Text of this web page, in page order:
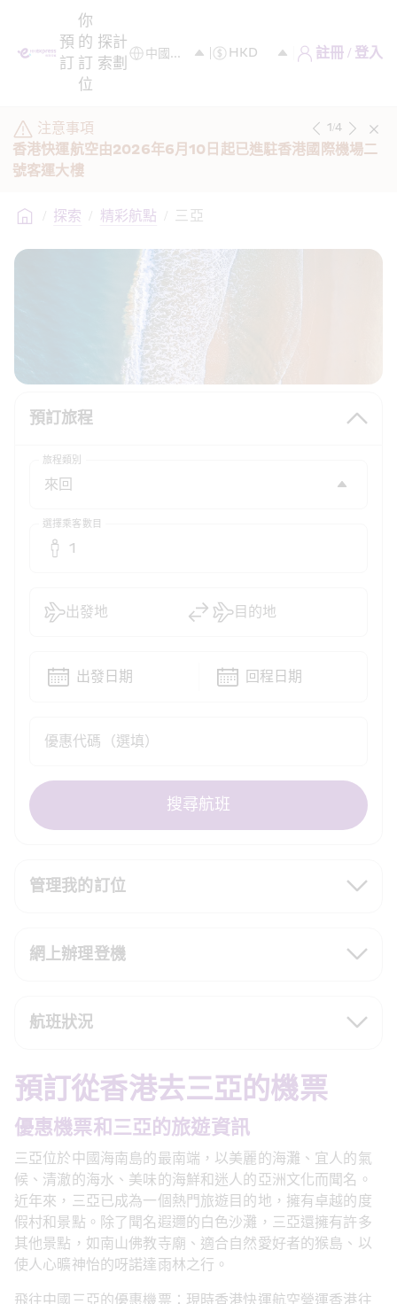
預
訂
你
的
訂
位
探
索
計
劃
註冊 / 登入
注意事項
香港快運航空由2026年6月10日起已進駐香港國際機場二
號客運大樓
1/4
/ 探索 / 精彩航點 / 三亞
預訂旅程
管理我的訂位
網上辦理登機
航班狀況
旅程類別
選擇乘客數目
1
優惠代碼（選填）
出發地 目的地
出發日期 回程日期
搜尋航班
預訂從香港去三亞的機票
優惠機票和三亞的旅遊資訊
三亞位於中國海南島的最南端，以美麗的海灘、宜人的氣
候、清澈的海水、美味的海鮮和迷人的亞洲文化而聞名。
近年來，三亞已成為一個熱門旅遊目的地，擁有卓越的度
假村和景點。除了聞名遐邇的白色沙灘，三亞還擁有許多
其他景點，如南山佛教寺廟、適合自然愛好者的猴島、以
使人心曠神怡的呀諾達雨林之行。
飛往中國三亞的優惠機票：現時香港快運航空營運香港往